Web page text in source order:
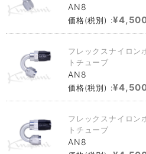
AN8
価格(税別) :
フレックスナイロン
トチューブ
AN8
価格(税別) :
フレックスナイロン
トチューブ
AN8